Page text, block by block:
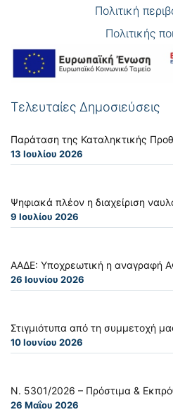
Πολιτική
Πολιτικής
Τελευταίες Δημοσιεύσεις
Παράταση της Καταληκτικής
13 Ιουλίου 2026
Ψηφιακά πλέον η διαχείριση
9 Ιουλίου 2026
ΑΑΔΕ: Υποχρεωτική η αναγραφή
26 Ιουνίου 2026
Στιγμιότυπα από τη συμμετοχή
10 Ιουνίου 2026
Ν. 5301/2026 – Πρόστιμα &
26 Μαΐου 2026